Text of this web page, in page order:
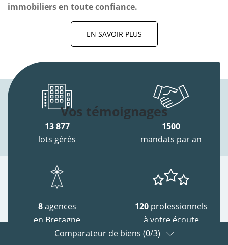
immobiliers en toute confiance.
EN SAVOIR PLUS
Vos témoignages
13 877
lots gérés
1500
mandats par an
8agences
en Bretagne
120 professionnels
à votre écoute
Comparateur de biens (0/3)